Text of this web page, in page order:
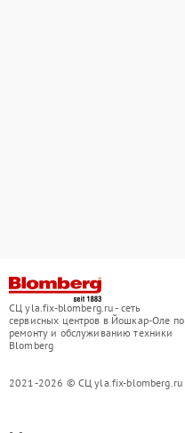
СЦ yla.fix-blomberg.ru - сеть
сервисных центров в Йошкар-Оле по
ремонту и обслуживанию техники
Blomberg
2021-2026 © СЦ yla.fix-blomberg.ru